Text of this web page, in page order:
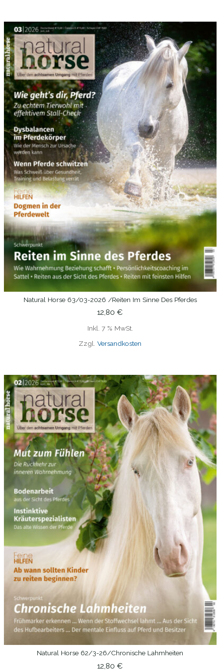
IN DEN WARENKORB
Natural Horse 63/03-2026 /Reiten Im Sinne Des Pferdes
12,80 €
Inkl. 7 % MwSt.
Zzgl. Versandkosten
IN DEN WARENKORB
Natural Horse 62/3-26/Chronische Lahmheiten
12,80 €